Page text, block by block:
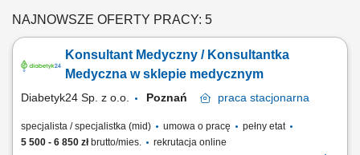
NAJNOWSZE OFERTY PRACY: 5
Konsultant Medyczny / Konsultantka
Medyczna w sklepie medycznym
Diabetyk24 Sp. z o.o. Poznań praca stacjonarna
specjalista / specjalistka (mid) umowa o pracę
pełny etat
5 500 - 6 850 złbrutto/mies. rekrutacja online